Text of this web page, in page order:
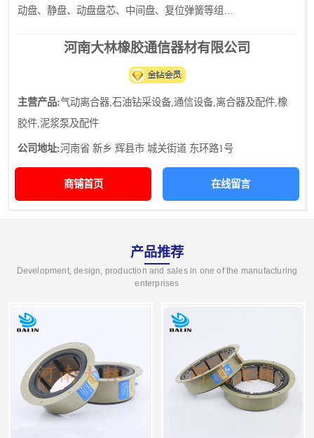
动盘、静盘、动盘盘芯、中间盘、复位弹簧等组
河南大林橡胶通信器材有限公司
主营产品:气动离合器,石油钻采设备,通信设备,离合器及配件,橡
胶件,泥浆泵及配件
公司地址:河南省 新乡 辉县市 城关街道 东环路1号
商铺首页 在线留言
产品推荐
Development, design, production and sales in one of the manufacturing
enterprises